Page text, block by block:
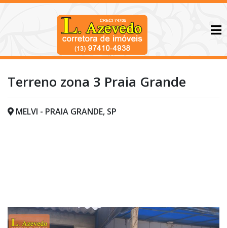
Terreno zona 3 Praia Grande
MELVI - PRAIA GRANDE, SP